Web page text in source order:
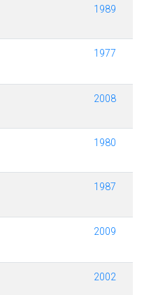
1989
1977
2008
1980
1987
2009
2002